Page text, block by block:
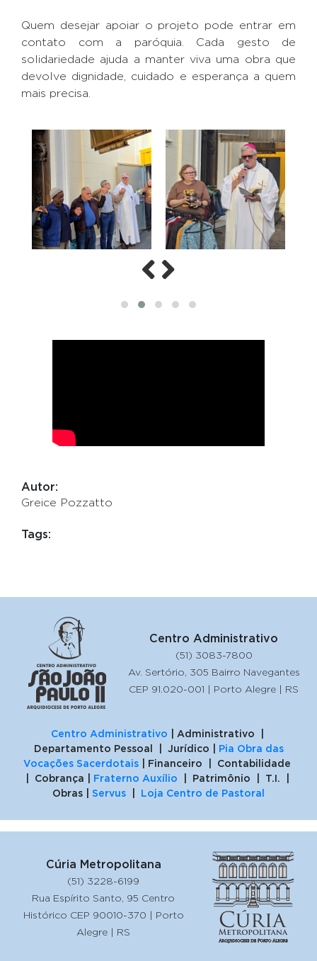
Quem desejar apoiar o projeto pode entrar em
contato com a paróquia. Cada gesto de
solidariedade ajuda a manter viva uma obra que
devolve dignidade, cuidado e esperança a quem
mais precisa.
Autor:
Greice Pozzatto
Tags:
Centro Administrativo
(51) 3083-7800
Av. Sertório, 305 Bairro Navegantes
CEP 91.020-001 | Porto Alegre | RS
Centro Administrativo | Administrativo |
Departamento Pessoal | Jurídico | Pia Obra das
Vocações Sacerdotais | Financeiro | Contabilidade
| Cobrança | Fraterno Auxílio | Patrimônio | T.I. |
Obras | Servus Loja Centro de Pastoral
Cúria Metropolitana
(51) 3228-6199
Rua Espírito Santo, 95 Centro
Histórico CEP 90010-370 | Porto
Alegre | RS